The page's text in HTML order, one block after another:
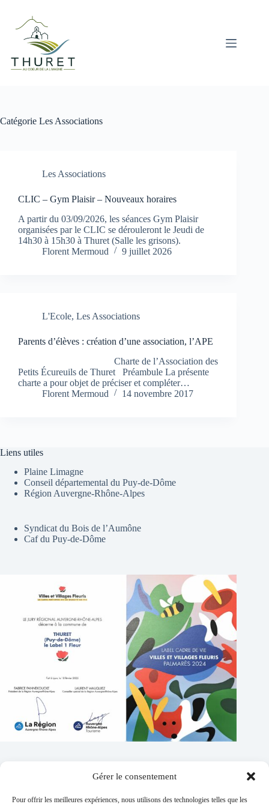
Gérer le consentement
Pour offrir les meilleures expériences, nous utilisons des technologies telles que les
contenu
Catégorie Les Associations
Les Associations
CLIC – Gym Plaisir – Nouveaux horaires
A partir du 03/09/2026, les séances Gym Plaisir
organisées par le CLIC se dérouleront le Jeudi de
14h30 à 15h30 à Thuret (Salle les grisons).
Florent Mermoud
9 juillet 2026
L'Ecole, Les Associations
Parents d’élèves : création d’une association, l’APE
Charte de l’Association des
Petits Écureuils de Thuret Préambule La présente
charte a pour objet de préciser et compléter…
Florent Mermoud
14 novembre 2017
Liens utiles
Plaine Limagne
Conseil départemental du Puy-de-Dôme
Région Auvergne-Rhône-Alpes
Syndicat du Bois de l’Aumône
Caf du Puy-de-Dôme